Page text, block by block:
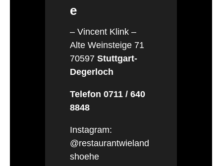
e
– Vincent Klink –
Alte Weinsteige 71
70597 Stuttgart-
Degerloch
Telefon 0711 / 640
8848
Instagram:
@restaurantwieland
shoehe